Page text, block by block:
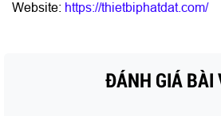
Website: https://thietbiphatdat.com/
ĐÁNH GIÁ BÀI